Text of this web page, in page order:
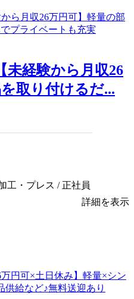
未経験から月収26
取り付けるだ...
工・プレス / 正社員
詳細を表示